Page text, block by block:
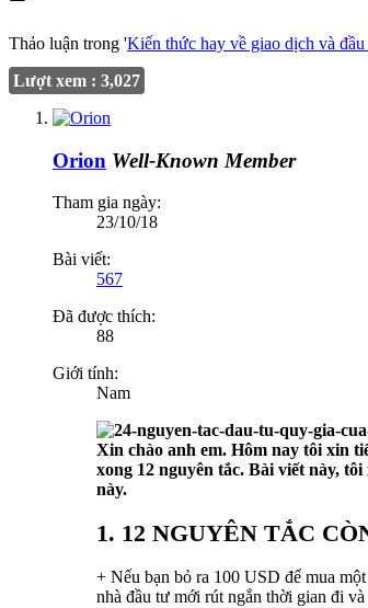
Thảo luận trong 'Kiến thức hay về giao dịch và
Lượt xem : 3,027
Orion Well-Known Member
Tham gia ngày:
23/10/18
Bài viết:
567
Đã được thích:
88
Giới tính:
Nam
Xin chào anh em. Hôm nay tôi xin
xong 12 nguyên tắc. Bài viết này,
này.
1. 12 NGUYÊN TẮC
+ Nếu bạn bỏ ra 100 USD để mua
nhà đầu tư mới rút ngắn thời gian đi